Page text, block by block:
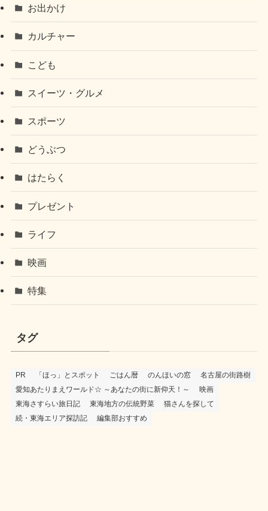
お出かけ
カルチャー
こども
スイーツ・グルメ
スポーツ
どうぶつ
はたらく
プレゼント
ライフ
映画
特集
タグ
PR 「ほっ」とスポット ごはん暦 のんほいの窓
名古屋の街路樹
愛知あたりまえワールド☆ ～あなたの街に新仰天！～
映画
東海さすらい旅日記
東海地方の伝統野菜
猫さんを探して
続・東海エリア探訪記
編集部おすすめ